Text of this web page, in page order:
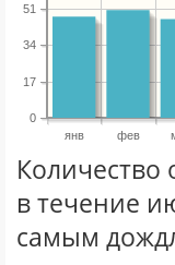
янв фев
0
17
34
51
Количество
в течение
самым